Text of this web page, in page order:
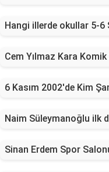
Hangi illerde okullar 5-
Cem Yılmaz Kara
6 Kasım 2002'de Kim
Naim Süleymanoğlu ilk
Sinan Erdem Spor